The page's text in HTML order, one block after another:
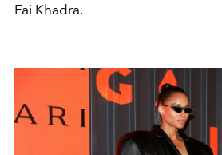
Fai Khadra.